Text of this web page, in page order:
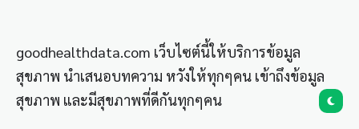
goodhealthdata.com เว็บไซต์นี้ให้บริการข้อมูล
สุขภาพ นำเสนอบทความ หวังให้ทุกๆคน เข้าถึงข้อมูล
สุขภาพ และมีสุขภาพที่ดีกันทุกๆคน